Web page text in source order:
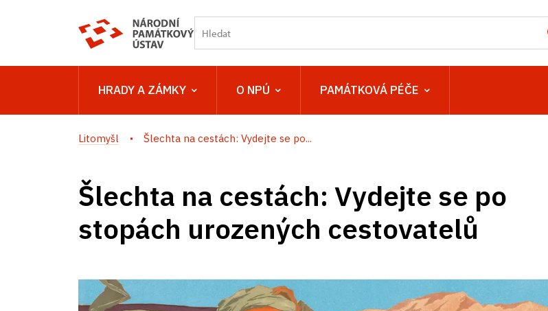
HRADY A ZÁMKY O NPÚ PAMÁTKOVÁ PÉČE
Litomyšl Šlechta na cestách: Vydejte se po...
Šlechta na cestách: Vydejte se po
stopách urozených cestovatelů